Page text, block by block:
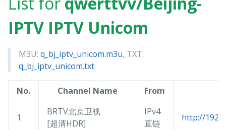
IPTV IPTV Unicom
M3U: q_bj_iptv_unicom.m3u, TXT:
q_bj_iptv_unicom.txt
No. Channel Name From
1
BRTV北京卫视
[超清HDR]
IPv4
直链
http://